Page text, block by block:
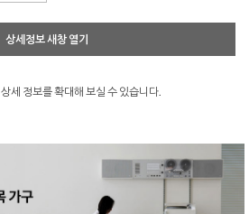
상세정보 새창 열기
상세 정보를 확대해 보실 수 있습니다.